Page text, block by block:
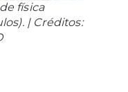
física
| Créditos: